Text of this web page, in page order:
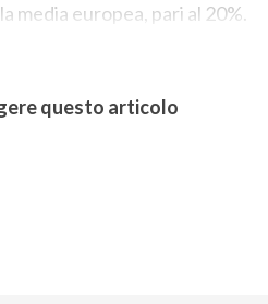
media europea, pari al 20%.
questo articolo